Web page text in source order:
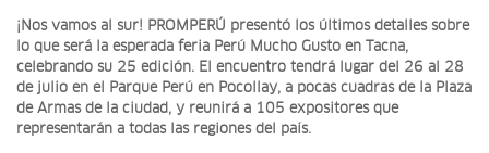
¡Nos vamos al sur! PROMPERÚ presentó los últimos detalles sobre
lo que será la esperada feria Perú Mucho Gusto en Tacna,
celebrando su 25 edición. El encuentro tendrá lugar del 26 al 28
de julio en el Parque Perú en Pocollay, a pocas cuadras de la Plaza
de Armas de la ciudad, y reunirá a 105 expositores que
representarán a todas las regiones del país.